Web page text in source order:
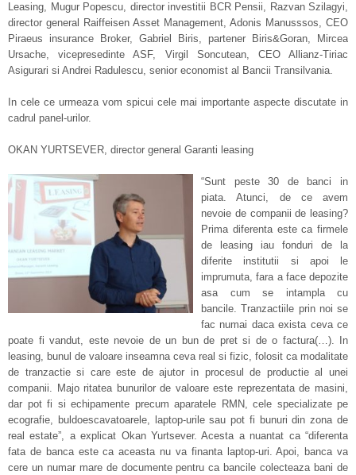
Leasing, Mugur Popescu, director investitii BCR Pensii, Razvan Szilagyi,
director general Raiffeisen Asset Management, Adonis Manusssos, CEO
Piraeus insurance Broker, Gabriel Biris, partener Biris&Goran, Mircea
Ursache, vicepresedinte ASF, Virgil Soncutean, CEO Allianz-Tiriac
Asigurari si Andrei Radulescu, senior economist al Bancii Transilvania.
In cele ce urmeaza vom spicui cele mai importante aspecte discutate in
cadrul panel-urilor.
OKAN YURTSEVER, director general Garanti leasing
“Sunt peste 30 de banci in
piata. Atunci, de ce avem
nevoie de companii de leasing?
Prima diferenta este ca firmele
de leasing iau fonduri de la
diferite institutii si apoi le
imprumuta, fara a face depozite
asa cum se intampla cu
bancile. Tranzactiile prin noi se
fac numai daca exista ceva ce
poate fi vandut, este nevoie de un bun de pret si de o factura(…). In
leasing, bunul de valoare inseamna ceva real si fizic, folosit ca modalitate
de tranzactie si care este de ajutor in procesul de productie al unei
companii. Majo ritatea bunurilor de valoare este reprezentata de masini,
dar pot fi si echipamente precum aparatele RMN, cele specializate pe
ecografie, buldoescavatoarele, laptop-urile sau pot fi bunuri din zona de
real estate”, a explicat Okan Yurtsever. Acesta a nuantat ca “diferenta
fata de banca este ca aceasta nu va finanta laptop-uri. Apoi, banca va
cere un numar mare de documente pentru ca bancile colecteaza bani de